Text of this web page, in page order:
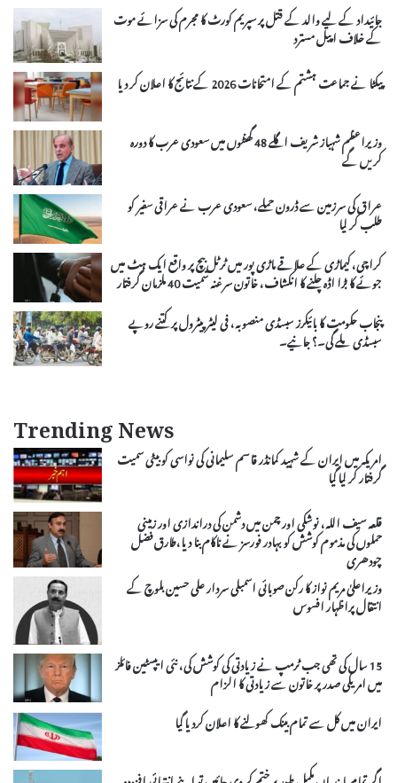
جائیداد کے لیے والد کے قتل پر سپریم کورٹ کا مجرم کی سزائے موت
کے خلاف اپیل مسترد
پیکٹا نے جماعت ہشتم کے امتحانات 2026 کے نتائج کا اعلان کر دیا
وزیراعظم شہباز شریف اگلے 48 گھنٹوں میں سعودی عرب کا دورہ
کریں گے
عراق کی سرزمین سے ڈرون حملے، سعودی عرب نے عراقی سفیر کو
طلب کر لیا
کراچی، کیماڑی کے علاقے ماڑی پور میں ٹرٹل بیچ پر واقع ایک ہٹ میں
جوئے کا بڑا اڈہ چلنے کا انکشاف، خاتون سرغنہ سمیت 40 ملزمان گرفتار
پنجاب حکومت کا بائیکرز سبسڈی منصوبہ، فی لیٹر پیٹرول پر کتنے روپے
سبسڈی ملے گی۔؟ جانیے۔
Trending News
امریکہ میں ایران کے شہید کمانڈر قاسم سلیمانی کی نواسی کو بیٹی سمیت
گرفتار کر لیا گیا
قلعہ سیف اللہ، نوشکی اور چمن میں دشمن کی دراندازی اور زمینی
حملوں کی مذموم کوشش کو بہادر فورسز نے ناکام بنا دیا،طارق فضل
چودھری
وزیراعلیٰ مریم نواز کا رکن صوبائی اسمبلی سردار علی حسین بلوچ کے
انتقال پراظہار افسوس
15 سال کی تھی جب ٹرمپ نے زیادتی کی کوشش کی، نئی ایپسٹین فائلز
میں امریکی صدر پر خاتون سے زیادتی کا الزام
ایران میں کل سے تمام بینک کھولنے کا اعلان کردیا گیا